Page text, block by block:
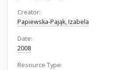
Creator:
Papiewska-Pająk, Izabela
Date:
2008
Resource Type: